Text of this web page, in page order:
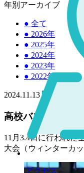
アクセス
年別アーカイブ
● 全て
● 2026年
● 2025年
● 2024年
● 2023年
● 2022年
2024.11.13 高校
高校バスケット
11月3.4日に行われた
大会（ウィンターカ